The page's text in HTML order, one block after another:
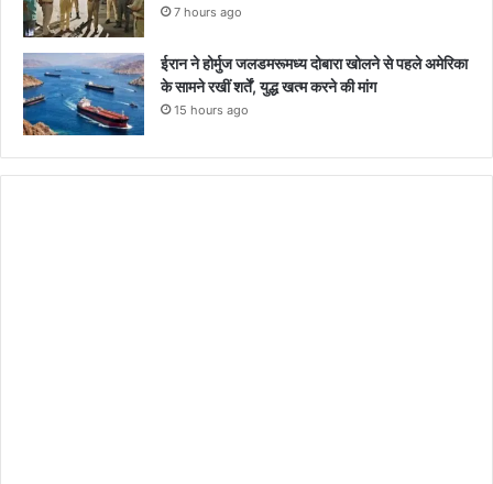
7 hours ago
ईरान ने होर्मुज जलडमरूमध्य दोबारा खोलने से पहले अमेरिका
के सामने रखीं शर्तें, युद्ध खत्म करने की मांग
15 hours ago